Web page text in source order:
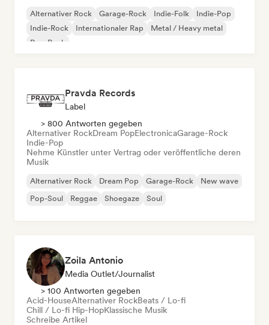
Alternativer Rock Garage-Rock Indie-Folk
Indie-Pop
Indie-Rock
Internationaler Rap
Metal / Heavy metal
Pop-Rock
Pravda Records
Label
> 800 Antworten gegeben
Alternativer RockDream PopElectronicaGarage-Rock
Indie-Pop
Nehme Künstler unter Vertrag oder veröffentliche deren
Musik
Alternativer Rock Dream Pop Garage-Rock
New wave
Pop-Soul
Reggae Shoegaze Soul
Zoila Antonio
Media Outlet/Journalist
> 100 Antworten gegeben
Acid-HouseAlternativer RockBeats / Lo-fi
Chill / Lo-fi Hip-HopKlassische Musik
Schreibe Artikel